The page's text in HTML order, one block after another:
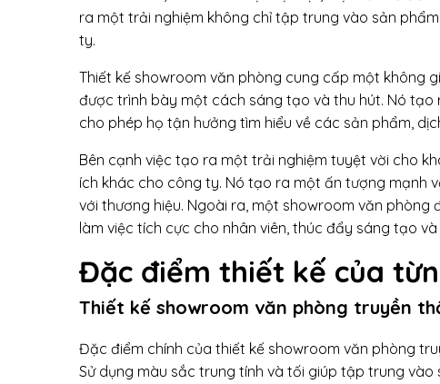
ra một trải nghiệm không chỉ tập trung vào sản
ty.
Thiết kế showroom văn phòng cung cấp một không
được trình bày một cách sáng tạo và thu hút. Nó
cho phép họ tận hưởng tìm hiểu về các sản phẩm,
Bên cạnh việc tạo ra một trải nghiệm tuyệt vời cho
ích khác cho công ty. Nó tạo ra một ấn tượng mạnh
với thương hiệu. Ngoài ra, một showroom văn
làm việc tích cực cho nhân viên, thúc đẩy sáng tạo
Đặc điểm thiết kế của
Thiết kế showroom văn phòng truyền
Đặc điểm chính của thiết kế showroom văn phòng
Sử dụng màu sắc trung tính và tối giúp tập trung